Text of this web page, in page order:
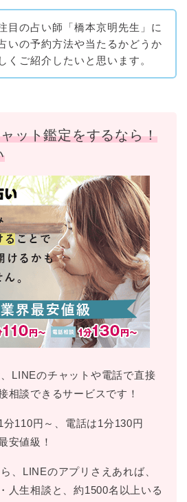
目の占い師「橋本京明先生」に
いの予約方法や当たるかどうか
くご紹介したいと思います。
ット鑑定をするなら！
LINEのチャットや電話で直接
相談できるサービスです！
分110円～、電話は1分130円
安値級！
、LINEのアプリさえあれば、
人生相談と、約1500名以上いる